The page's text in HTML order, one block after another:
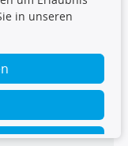
in unseren